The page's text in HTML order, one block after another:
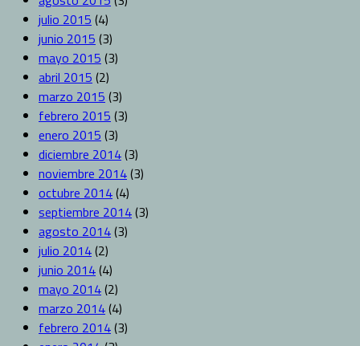
julio 2015 (4)
junio 2015 (3)
mayo 2015 (3)
abril 2015 (2)
marzo 2015 (3)
febrero 2015 (3)
enero 2015 (3)
diciembre 2014(3)
noviembre 2014(3)
octubre 2014(4)
septiembre 2014(3)
agosto 2014(3)
julio 2014(2)
junio 2014(4)
mayo 2014(2)
marzo 2014(4)
febrero 2014(3)